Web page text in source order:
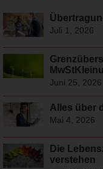
Juli 1, 2026
Juni 25, 2026
Alles über
Mai 4, 2026
Die
verstehen